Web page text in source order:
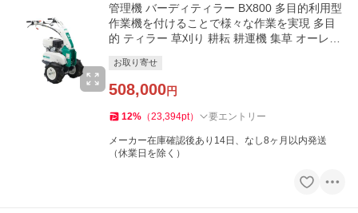
管理機 バーディティラー BX800 多目的利用型
作業機を付けることで様々な作業を実現 多目
的 ティラー 草刈り 耕耘 耕運機 集草 オーレッ
お取り寄せ
508,000円
12% （23,394pt） 要エントリー
メーカー在庫確認後あり14日、なし8ヶ月以内発送
（休業日を除く）